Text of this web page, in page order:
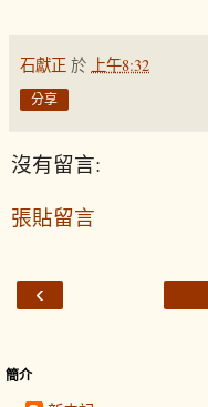
石獻正 於 上午8:32
分享
沒有留言:
張貼留言
‹
簡介